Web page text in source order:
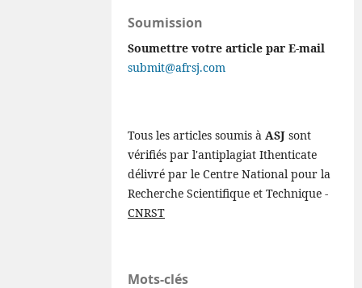
Soumission
Soumettre votre article par E-mail
submit@afrsj.com
Tous les articles soumis àASJ sont
vérifiés par l'antiplagiat Ithenticate
délivré par le Centre National pour la
Recherche Scientifique et Technique -
CNRST
Mots-clés